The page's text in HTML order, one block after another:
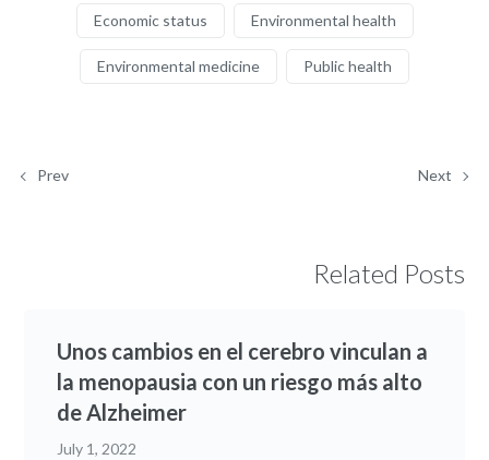
Economic status Environmental health
Environmental medicine Public health
Prev Next
Related Posts
Unos cambios en el cerebro vinculan a
la menopausia con un riesgo más alto
de Alzheimer
July 1, 2022